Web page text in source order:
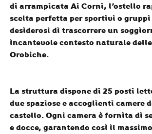
di arrampicata Ai Corni, l’ostello
scelta perfetta per sportivi o
desiderosi di trascorrere un
incantevole contesto naturale
Orobiche.
La struttura dispone di 25 posti
due spaziose e accoglienti camere
castello. Ogni camera è fornita di
e docce, garantendo così il